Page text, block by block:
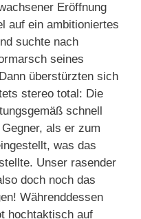
Eröffnung
auf ein ambitioniertes
suchte nach
seines
überstürzten sich
stereo total: Die
schnell
als er zum
was das
Unser rasender
doch noch das
Währenddessen
hochtaktisch auf